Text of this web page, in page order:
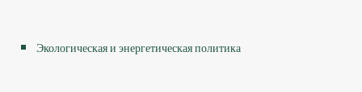
Экологическая и энергетическая политика